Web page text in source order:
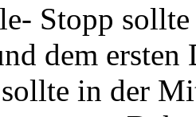
Stopp
dem
in der